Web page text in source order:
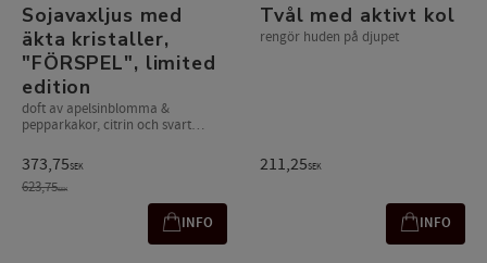
Sojavaxljus med
äkta kristaller,
"FÖRSPEL", limited
edition
doft av apelsinblomma &
pepparkakor, citrin och svart
373,75SEK
623,75SEK
INFO
Tvål med aktivt kol
rengör huden på djupet
211,25SEK
INFO